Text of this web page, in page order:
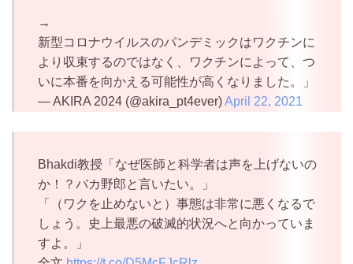
→
新型コロナウイルスのパンデミックはワクチンに
より収束するのではなく、ワクチンによって、つ
いに本番を向かえる可能性が高くなりました。」
— AKIRA 2024 (@akira_pt4ever)April 22, 2021
Bhakdi教授「なぜ医師と科学者は声を上げないの
か！？バカ野郎と言いたい。」
「（ワクを止めないと）事態は非常に悪くなるで
しょう。史上最悪の破滅的状況へと向かっていま
すよ。」